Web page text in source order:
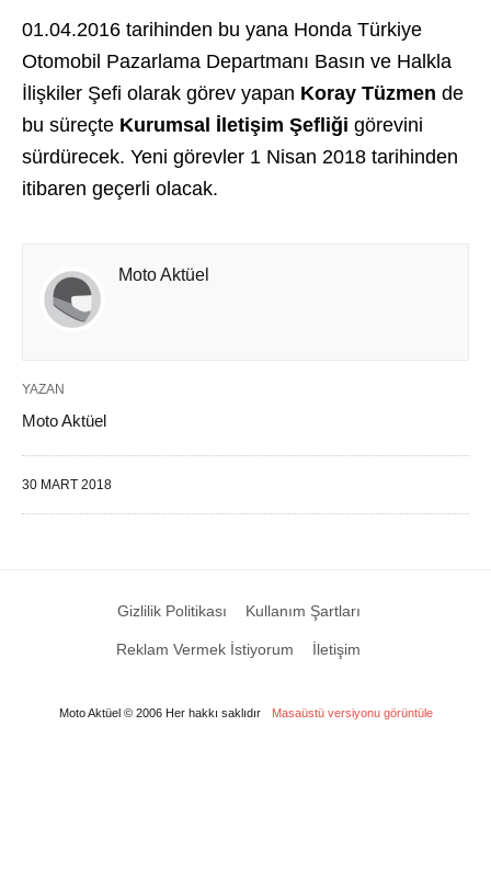
01.04.2016 tarihinden bu yana Honda Türkiye
Otomobil Pazarlama Departmanı Basın ve Halkla
İlişkiler Şefi olarak görev yapan Koray Tüzmen de
bu süreçte Kurumsal İletişim Şefliği görevini
sürdürecek. Yeni görevler 1 Nisan 2018 tarihinden
itibaren geçerli olacak.
Moto Aktüel
YAZAN
Moto Aktüel
30 MART 2018
Gizlilik Politikası Kullanım Şartları
Reklam Vermek İstiyorum İletişim
Moto Aktüel © 2006 Her hakkı saklıdır Masaüstü versiyonu görüntüle